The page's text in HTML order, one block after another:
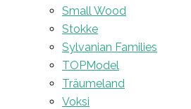
Small Wood
Stokke
Sylvanian Families
TOPModel
Träumeland
Voksi